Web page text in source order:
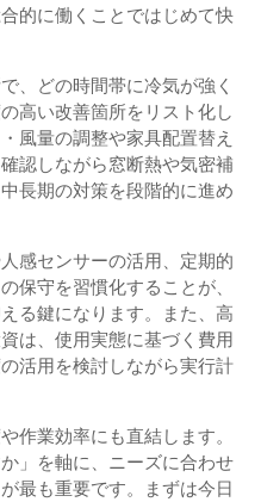
的に働くことではじめて快
、どの時間帯に冷気が強く
高い改善箇所をリスト化し
風量の調整や家具配置替え
認しながら窓断熱や気密補
長期の対策を段階的に進め
感センサーの活用、定期的
保守を習慣化することが、
る鍵になります。また、高
は、使用実態に基づく費用
活用を検討しながら実行計
作業効率にも直結します。
」を軸に、ニーズに合わせ
最も重要です。まずは今日